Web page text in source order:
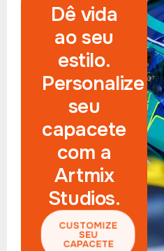
Dê vida
ao seu
estilo.
Personalize
seu
capacete
com a
Artmix
Studios.
CUSTOMIZE
SEU
CAPACETE